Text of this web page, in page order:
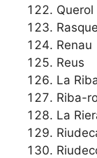
Querol
Renau
Reus
La
Riba-
La